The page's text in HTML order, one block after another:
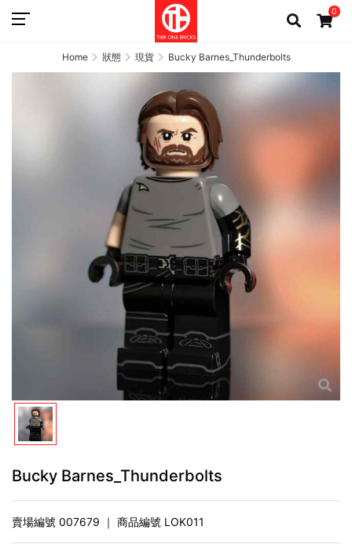
0
Home 狀態 現貨 Bucky Barnes_Thunderbolts
Bucky Barnes_Thunderbolts
賣場編號 007679 ｜ 商品編號 LOK011